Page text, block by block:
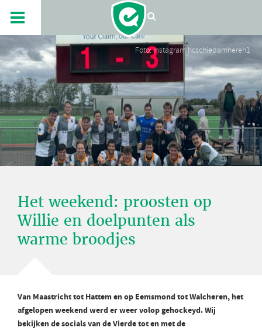
Foto: Instagram hcschiedamheren1
Het weekend: proosten op
Willie en doelpunten als
warme broodjes
Van Maastricht tot Hattem en op Eemsmond tot Walcheren, het
afgelopen weekend werd er weer volop gehockeyd. Wij
bekijken de socials van de Vierde tot en met de